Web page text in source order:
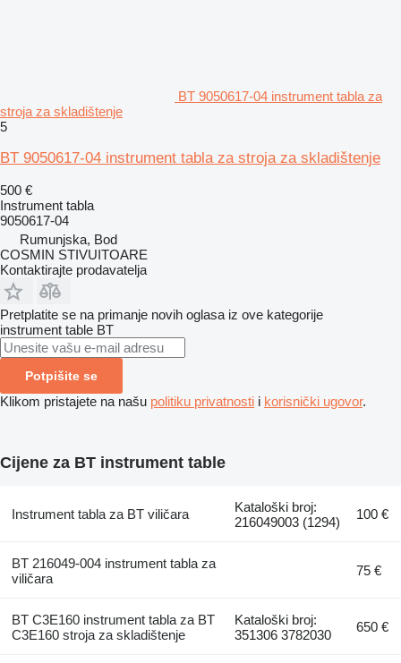
BT 9050617-04 instrument tabla za
stroja za skladištenje
5
BT 9050617-04 instrument tabla za stroja za skladištenje
500 €
Instrument tabla
9050617-04
Rumunjska, Bod
COSMIN STIVUITOARE
Kontaktirajte prodavatelja
Pretplatite se na primanje novih oglasa iz ove kategorije
instrument table BT
Potpišite se
Klikom pristajete na našu politiku privatnosti i korisnički ugovor.
Cijene za BT instrument table
Instrument tabla za BT viličara
Kataloški broj:
216049003 (1294)
100 €
BT 216049-004 instrument tabla za
viličara
75 €
BT C3E160 instrument tabla za BT
C3E160 stroja za skladištenje
Kataloški broj:
351306 3782030
650 €